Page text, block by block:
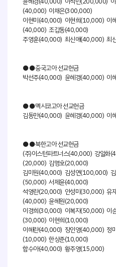
(40,000) 이채은(300,000)
이현미(40,000) 이현희(10,000) 이
(40,000) 조갑동(40,000)
주영훈(40,000) 최신애(40,000) 최
●●중국고아 선교헌금
박선주(40,000) 윤혜경(40,000) 이
●●멕시코고아 선교헌금
김동만(40,000) 윤혜경(40,000) 이
●●북한고아 선교헌금
(주)이스턴파트너스(40,000) 강일
(20,000) 김명호(20,000)
김미원(40,000) 김성연(100,000)
(50,000) 서제윤(40,000)
석영란(20,000) 안성미(30,000) 유
(40,000) 윤혜원(20,000)
이경희(30,000) 이복자(50,000) 이
(30,000) 이현희(10,000)
이혜란(40,000) 장인영(40,000) 정
(10,000) 한상준(10,000)
함수아(40,000) 황주영(15,000)